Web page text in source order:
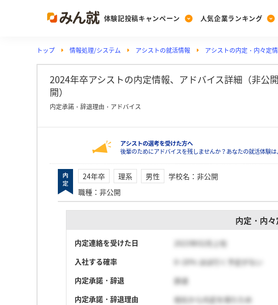
体験記投稿キャンペーン
Post
投稿する
人気企業ランキング
Ranking
ランキングを見る
PickUp
注目の企業特集
動画で知ろう！業界・企業研究
トップ 情報処理/システム アシストの就活情報 アシストの内定・内々定
2024年卒アシストの内定情報、アドバイス詳細（非公
開）
内定承諾・辞退理由・アドバイス
アシストの選考を受けた方へ
後輩のためにアドバイスを残しませんか？あなたの就活体験
24年卒 理系 男性 学校名 ： 非公開
職種 ： 非公開
内定・内々
内定連絡を受けた日
2023年02月上旬
入社する確率
0~20% ほぼ行く予定がない
内定承諾・辞退
辞退
内定承諾・辞退理由
他社から内定を得たため